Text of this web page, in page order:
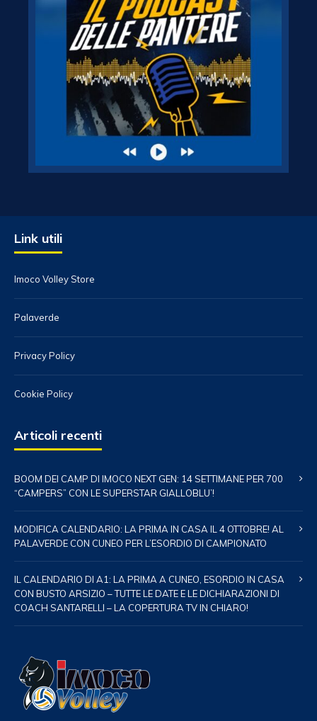
Link utili
Imoco Volley Store
Palaverde
Privacy Policy
Cookie Policy
Articoli recenti
BOOM DEI CAMP DI IMOCO NEXT GEN: 14 SETTIMANE PER 700
“CAMPERS” CON LE SUPERSTAR GIALLOBLU’!
MODIFICA CALENDARIO: LA PRIMA IN CASA IL 4 OTTOBRE! AL
PALAVERDE CON CUNEO PER L’ESORDIO DI CAMPIONATO
IL CALENDARIO DI A1: LA PRIMA A CUNEO, ESORDIO IN CASA
CON BUSTO ARSIZIO – TUTTE LE DATE E LE DICHIARAZIONI DI
COACH SANTARELLI – LA COPERTURA TV IN CHIARO!